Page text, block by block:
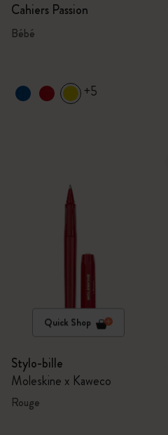
Cahiers Passion
Bébé
+5
Quick Shop
Stylo-bille
Moleskine x Kaweco
Rouge